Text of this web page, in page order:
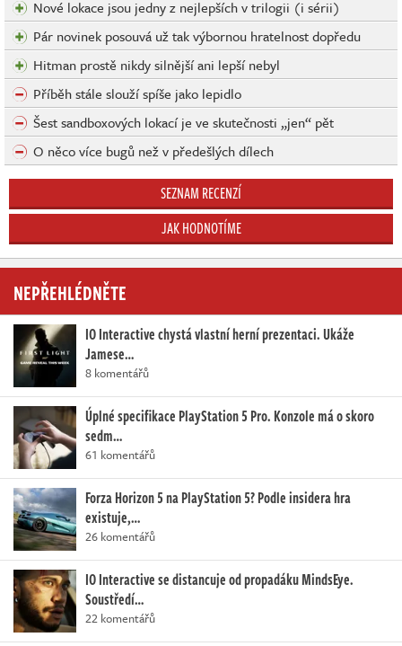
Nové lokace jsou jedny z nejlepších v trilogii (i sérii)
Pár novinek posouvá už tak výbornou hratelnost dopředu
Hitman prostě nikdy silnější ani lepší nebyl
Příběh stále slouží spíše jako lepidlo
Šest sandboxových lokací je ve skutečnosti „jen“ pět
O něco více bugů než v předešlých dílech
SEZNAM RECENZÍ
JAK HODNOTÍME
NEPŘEHLÉDNĚTE
IO Interactive chystá vlastní herní prezentaci. Ukáže
Jamese…
8 komentářů
Úplné specifikace PlayStation 5 Pro. Konzole má o skoro
sedm…
61 komentářů
Forza Horizon 5 na PlayStation 5? Podle insidera hra
existuje,…
26 komentářů
IO Interactive se distancuje od propadáku MindsEye.
Soustředí…
22 komentářů